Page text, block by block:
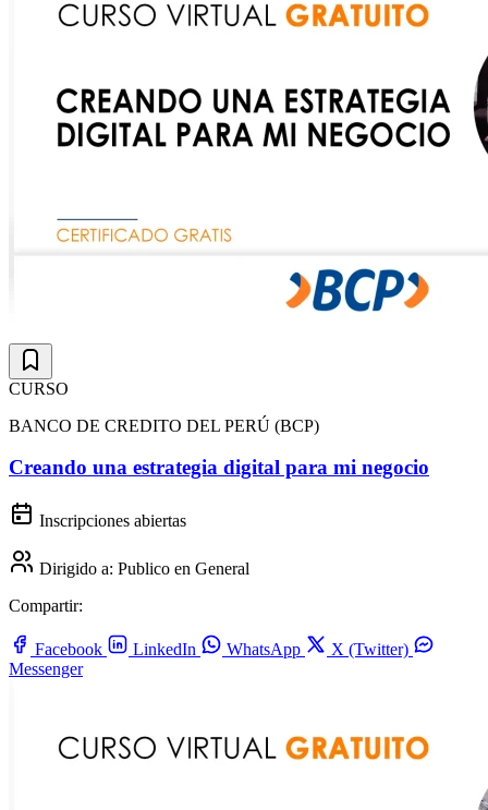
CURSO
BANCO DE CREDITO DEL PERÚ (BCP)
Creando una estrategia digital para mi negocio
Inscripciones abiertas
Dirigido a: Publico en General
Compartir:
Facebook LinkedIn WhatsApp
X (Twitter)
Messenger